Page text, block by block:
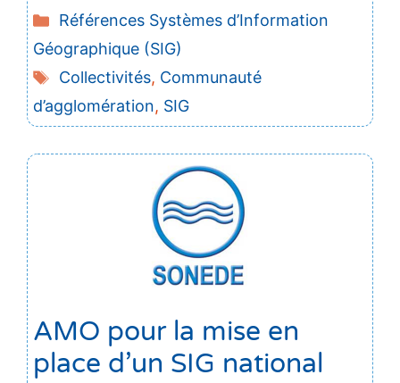
Catégories
Références Systèmes d’Information
Géographique (SIG)
Étiquettes
Collectivités, Communauté
d’agglomération, SIG
AMO pour la mise en
place d’un SIG national